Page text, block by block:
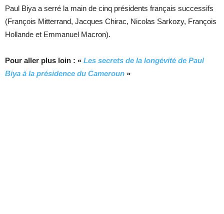
Paul Biya a serré la main de cinq présidents français successifs
(François Mitterrand, Jacques Chirac, Nicolas Sarkozy, François
Hollande et Emmanuel Macron).
Pour aller plus loin : « Les secrets de la longévité de Paul
Biya à la présidence du Cameroun »